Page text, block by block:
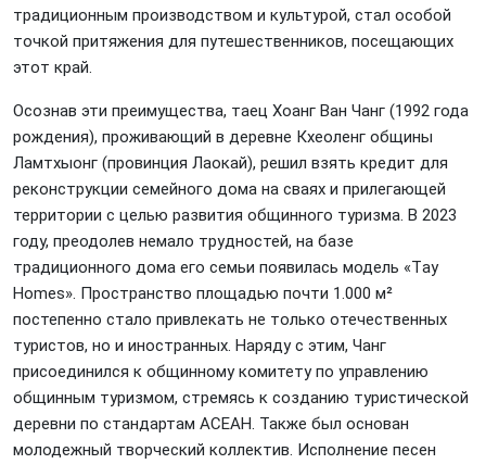
традиционным производством и культурой, стал особой
точкой притяжения для путешественников, посещающих
этот край.
Осознав эти преимущества, таец Хоанг Ван Чанг (1992 года
рождения), проживающий в деревне Кхеоленг общины
Ламтхыонг (провинция Лаокай), решил взять кредит для
реконструкции семейного дома на сваях и прилегающей
территории с целью развития общинного туризма. В 2023
году, преодолев немало трудностей, на базе
традиционного дома его семьи появилась модель «Tаy
Homes». Пространство площадью почти 1.000 м²
постепенно стало привлекать не только отечественных
туристов, но и иностранных. Наряду с этим, Чанг
присоединился к общинному комитету по управлению
общинным туризмом, стремясь к созданию туристической
деревни по стандартам АСЕАН. Также был основан
молодежный творческий коллектив. Исполнение песен